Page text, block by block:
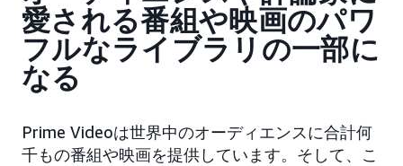
愛される番組や映画のパワ
フルなライブラリの一部に
なる
Prime Videoは世界中のオーディエンスに合計何
千もの番組や映画を提供しています。そして、こ